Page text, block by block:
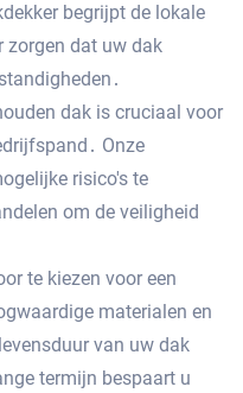
begrijpt de lokale
zorgen dat uw dak
dak is cruciaal voor
Onze
risico's te
om de veiligheid
te kiezen voor een
materialen en
van uw dak
termijn bespaart u